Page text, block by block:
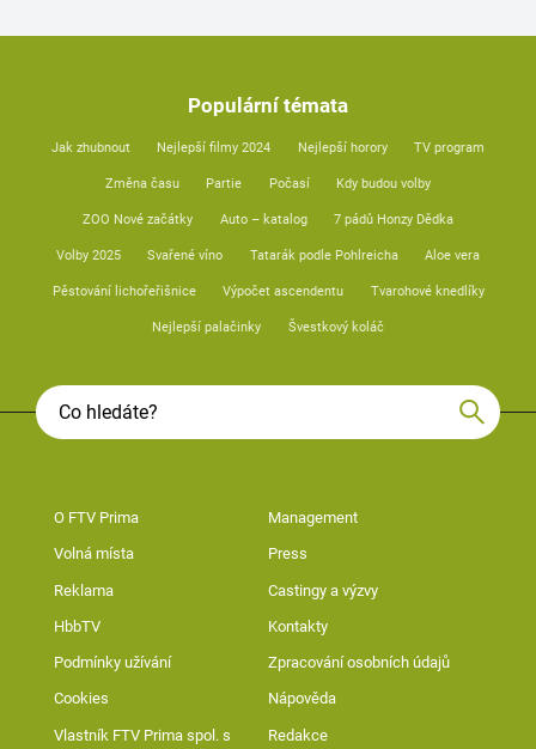
Populární témata
Jak zhubnout Nejlepší filmy 2024 Nejlepší horory TV program
Změna času Partie Počasí Kdy budou volby
ZOO Nové začátky Auto – katalog 7 pádů Honzy Dědka
Volby 2025 Svařené víno Tatarák podle Pohlreicha Aloe vera
Pěstování lichořeřišnice Výpočet ascendentu Tvarohové knedlíky
Nejlepší palačinky Švestkový koláč
O FTV Prima Management
Volná místa Press
Reklama Castingy a výzvy
HbbTV Kontakty
Podmínky užívání Zpracování osobních údajů
Cookies Nápověda
Vlastník FTV Prima spol. s
Redakce